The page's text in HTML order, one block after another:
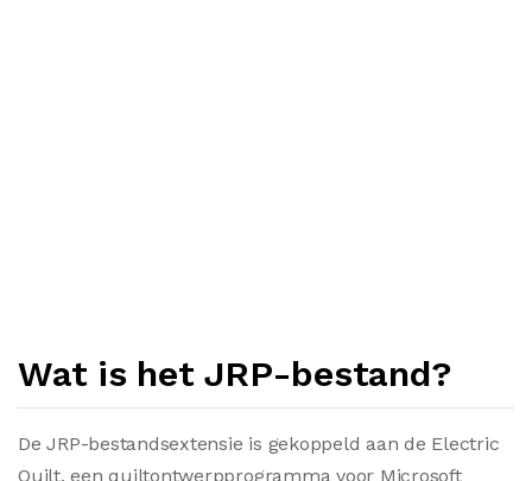
Wat is het JRP-bestand?
De JRP-bestandsextensie is gekoppeld aan de Electric
Quilt, een quiltontwerpprogramma voor Microsoft